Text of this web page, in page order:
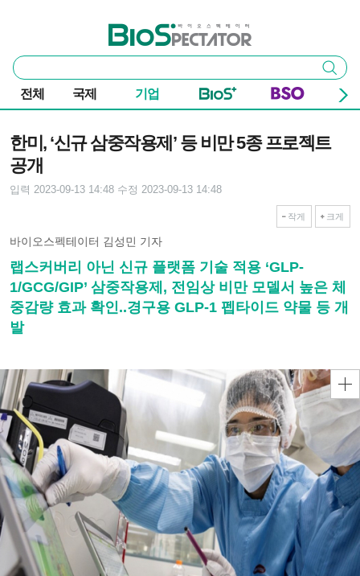
바이오스펙테이터
통
합
검
색
검색
전체 국제 기업
한미, ‘신규 삼중작용제’ 등 비만 5종 프로젝트
공개
입력 2023-09-13 14:48 수정 2023-09-13 14:48
작게 크게
바이오스펙테이터 김성민 기자
랩스커버리 아닌 신규 플랫폼 기술 적용 ‘GLP-
1/GCG/GIP’ 삼중작용제, 전임상 비만 모델서 높은 체
중감량 효과 확인..경구용 GLP-1 펩타이드 약물 등 개
발